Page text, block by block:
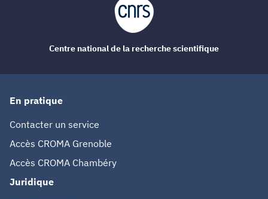
En pratique
Contacter un service
Accès CROMA Grenoble
Accès CROMA Chambéry
Juridique
Centre national de la recherche scientifique